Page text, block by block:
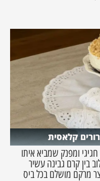
קלאסית
ומפנק שמביא איתו
בין קרם גבינה עשיר
מרקם מושלם בכל ביס